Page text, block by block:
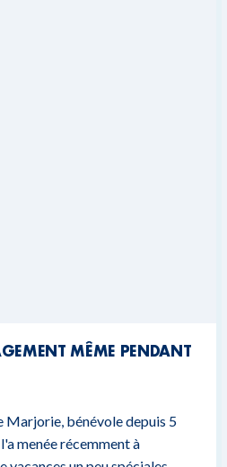
MÊME PENDANT
bénévole depuis 5
menée récemment à